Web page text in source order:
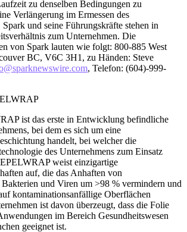
zu denselben Bedingungen zu
Verlängerung im Ermessen des
und seine Führungskräfte stehen in
zum Unternehmen. Die
von Spark lauten wie folgt: 800-885 West
BC, V6C 3H1, zu Händen: Steve
, Telefon: (604)-999-
ist das erste in Entwicklung befindliche
bei dem es sich um eine
handelt, bei welcher die
des Unternehmens zum Einsatz
weist einzigartige
auf, die das Anhaften von
und Viren um >98 % vermindern und
kontaminationsanfällige Oberflächen
ist davon überzeugt, dass die Folie
im Bereich Gesundheitswesen
geeignet ist.